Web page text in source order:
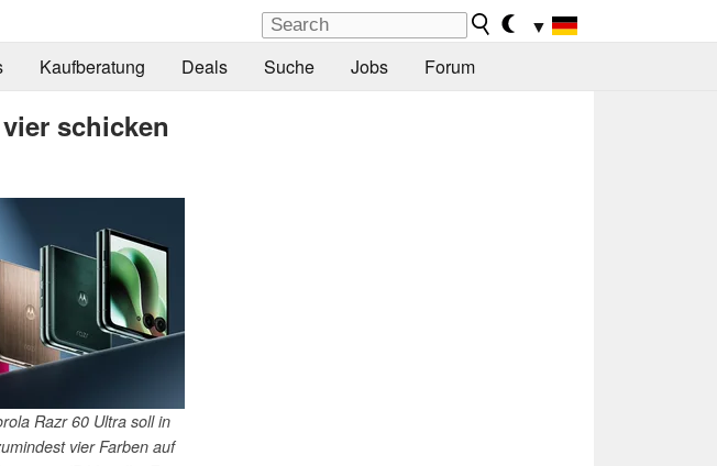
▼
Kaufberatung Deals Suche Jobs Forum
schicken
Razr 60 Ultra soll in
vier Farben auf